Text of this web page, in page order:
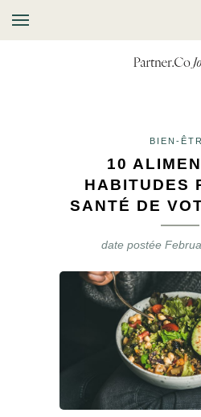
BIEN-
10
HABITUDES
SANTÉ DE
date postée